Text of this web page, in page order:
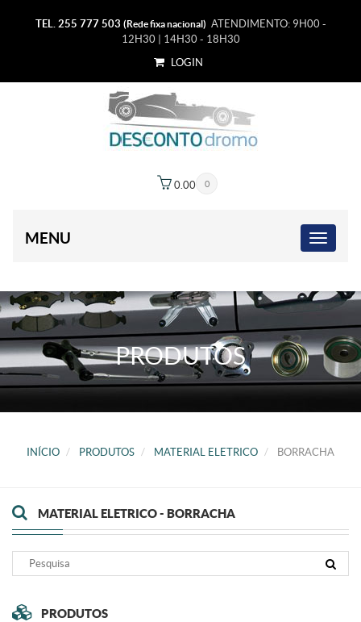
TEL. 255 777 503 (Rede fixa nacional) ATENDIMENTO: 9H00 -
12H30 | 14H30 - 18H30
LOGIN
0
0.00
MENU
PRODUTOS
INÍCIO PRODUTOS MATERIAL ELETRICO BORRACHA
MATERIAL ELETRICO - BORRACHA
PRODUTOS